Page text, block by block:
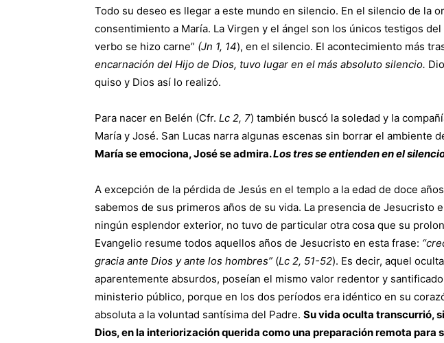
Todo su deseo es llegar a este mundo en silencio. En el silencio de la
consentimiento a María. La Virgen y el ángel son los únicos testigos
verbo se hizo carne” (Jn 1, 14), en el silencio. El acontecimiento más
encarnación del Hijo de Dios, tuvo lugar en el más absoluto silencio.
quiso y Dios así lo realizó.
Para nacer en Belén (Cfr. Lc 2, 7) también buscó la soledad y la
María y José. San Lucas narra algunas escenas sin borrar el ambiente
María se emociona, José se admira.Los tres se entienden en el
A excepción de la pérdida de Jesús en el templo a la edad de doce
sabemos de sus primeros años de su vida. La presencia de Jesucristo
ningún esplendor exterior, no tuvo de particular otra cosa que su
Evangelio resume todos aquellos años de Jesucristo en esta frase:
gracia ante Dios y ante los hombres” (Lc 2, 51-52). Es decir, aquel
aparentemente absurdos, poseían el mismo valor redentor y
ministerio público, porque en los dos períodos era idéntico en su
absoluta a la voluntad santísima del Padre. Su vida oculta transcurrió,
Dios, en la interiorización querida como una preparación remota para